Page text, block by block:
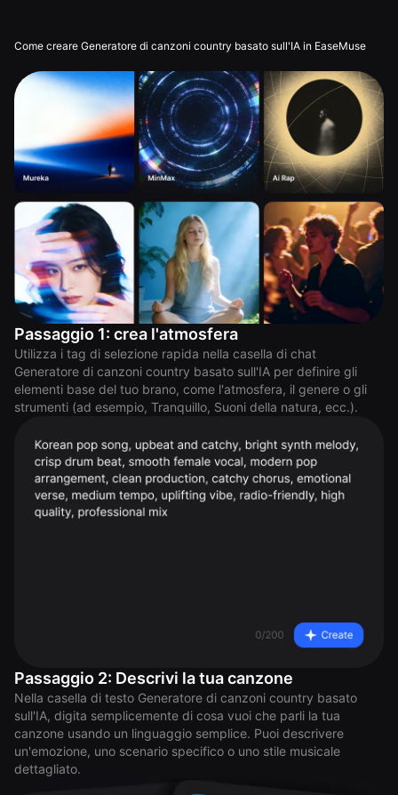
Come creare Generatore di canzoni country basato sull'IA in EaseMuse
Passaggio 1: crea l'atmosfera
Utilizza i tag di selezione rapida nella casella di chat
Generatore di canzoni country basato sull'IA per definire gli
elementi base del tuo brano, come l'atmosfera, il genere o gli
strumenti (ad esempio, Tranquillo, Suoni della natura, ecc.).
Passaggio 2: Descrivi la tua canzone
Nella casella di testo Generatore di canzoni country basato
sull'IA, digita semplicemente di cosa vuoi che parli la tua
canzone usando un linguaggio semplice. Puoi descrivere
un'emozione, uno scenario specifico o uno stile musicale
dettagliato.